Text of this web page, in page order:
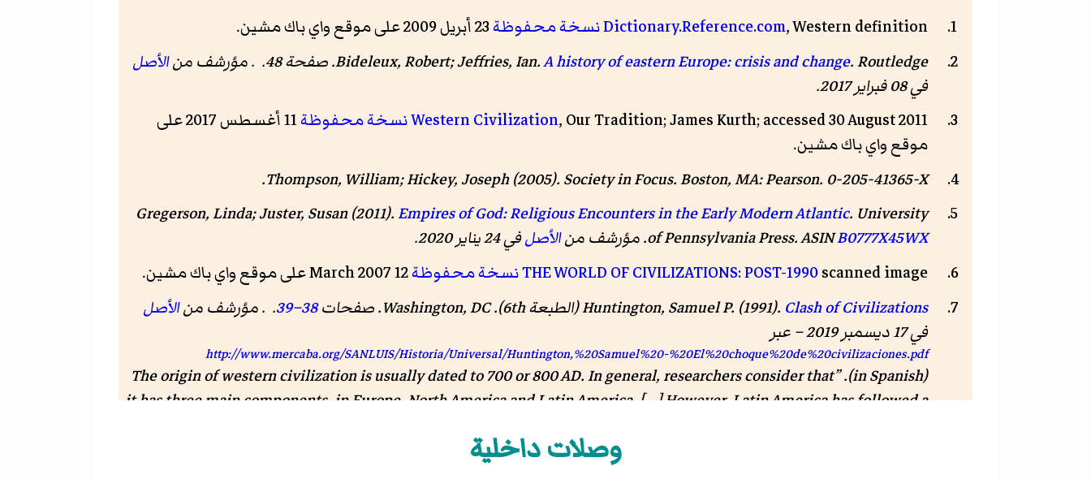
Dictionary.Reference.com, Western definition نسخة محفوظة23 أبريل 2009 على موقع واي باك مشين.
Bideleux, Robert; Jeffries, Ian.A history of eastern Europe: crisis and change. Routledge. صفحة 48. . مؤرشف من
الأصل
في 08 فبراير 2017.
Western Civilization, Our Tradition; James Kurth; accessed 30 August 2011 نسخة محفوظة
11 أغسطس 2017 على
موقع واي باك مشين.
Thompson, William; Hickey, Joseph (2005). Society in Focus. Boston, MA: Pearson. 0-205-41365-X.
Gregerson, Linda; Juster, Susan (2011).Empires of God: Religious Encounters in the Early Modern Atlantic. University
of Pennsylvania Press.ASINB0777X45WX . مؤرشف منالأصلفي 24 يناير 2020
.
THE WORLD OF CIVILIZATIONS: POST-1990scanned image نسخة محفوظة12 March 2007 على موقع واي باك مشين.
Huntington, Samuel P. (1991). Clash of Civilizations (الطبعة 6th). Washington, DC. صفحات 38–39 . . مؤرشف منالأصل
في 17 ديسمبر 2019 – عبر
http://www.mercaba.org/SANLUIS/Historia/Universal/Huntington,%20Samuel%20-%20El%20choque%20de%20civilizaciones.pdf
(in Spanish).
The origin of western civilization is usually dated to 700 or 800 AD. In general, researchers consider that
it has three main components, in Europe, North America and Latin America. [...] However, Latin America has followed a
also incorporates, to varying degrees, elements of indigenous American civilizations, absent from North America and
Europe. It has had a corporatist and authoritarian culture that Europe had to a much lesser extent and America did not
وصلات داخلية